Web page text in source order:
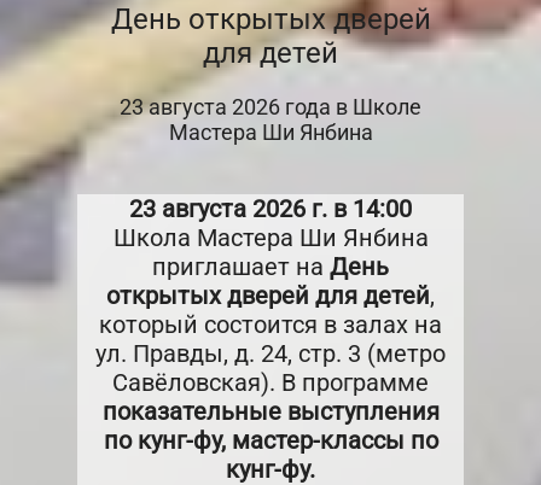
День открытых дверей
для детей
23 августа 2026 года в Школе
Мастера Ши Янбина
23 августа 2026 г. в 14:00
Школа Мастера Ши Янбина
приглашает на День
открытых дверей для детей,
который состоится в залах на
ул. Правды, д. 24, стр. 3 (метро
Савёловская). ​В программе
показательные выступления
по кунг-фу, мастер-классы по
кунг-фу.